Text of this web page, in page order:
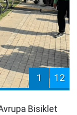
1 12
Bisiklet